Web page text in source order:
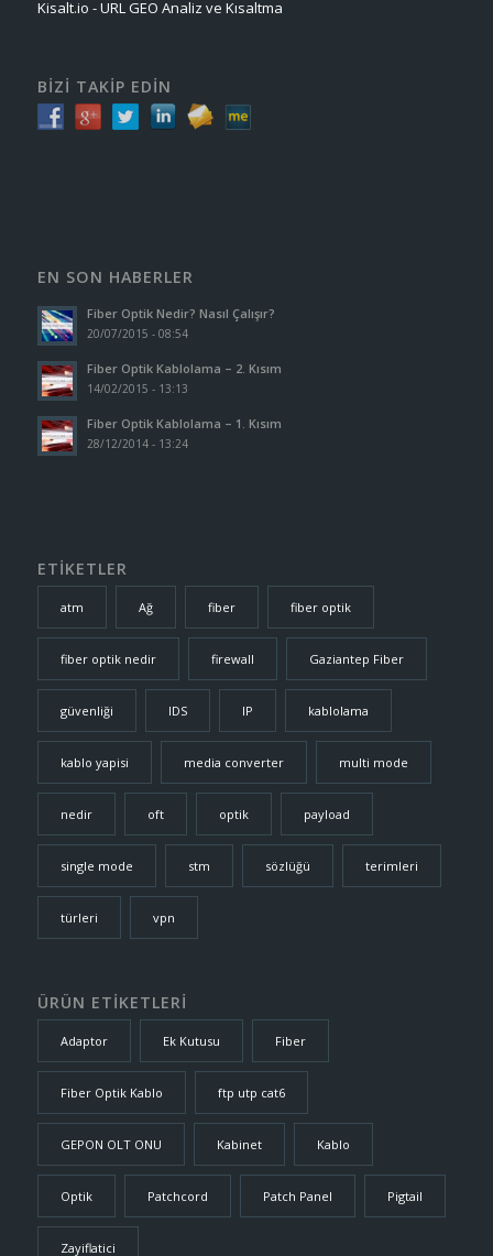
Kisalt.io - URL GEO Analiz ve Kısaltma
BİZİ TAKİP EDİN
EN SON HABERLER
Fiber Optik Nedir? Nasıl Çalışır?
20/07/2015 - 08:54
Fiber Optik Kablolama – 2. Kısım
14/02/2015 - 13:13
Fiber Optik Kablolama – 1. Kısım
28/12/2014 - 13:24
ETİKETLER
atm Ağ fiber fiber optik
fiber optik nedir firewall Gaziantep Fiber
güvenliği IDS IP kablolama
kablo yapisi media converter multi mode
nedir oft optik payload
single mode stm sözlüğü terimleri
türleri vpn
ÜRÜN ETİKETLERİ
Adaptor Ek Kutusu Fiber
Fiber Optik Kablo ftp utp cat6
GEPON OLT ONU Kabinet Kablo
Optik Patchcord Patch Panel Pigtail
Zayiflatici